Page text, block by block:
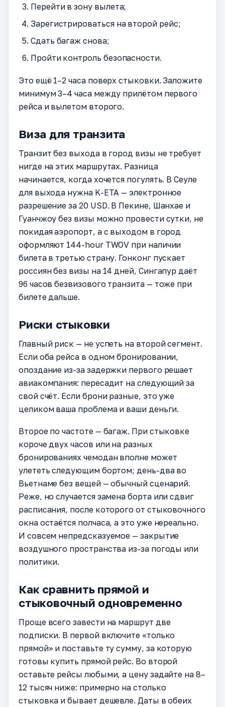
Перейти в зону вылета;
Зарегистрироваться на второй рейс;
Сдать багаж снова;
Пройти контроль безопасности.
Это ещё 1–2 часа поверх стыковки. Заложите
минимум 3–4 часа между прилётом первого
рейса и вылетом второго.
Виза для транзита
Транзит без выхода в город визы не требует
нигде на этих маршрутах. Разница
начинается, когда хочется погулять. В Сеуле
для выхода нужна K-ETA — электронное
разрешение за 20 USD. В Пекине, Шанхае и
Гуанчжоу без визы можно провести сутки, не
покидая аэропорт, а с выходом в город
оформляют 144-hour TWOV при наличии
билета в третью страну. Гонконг пускает
россиян без визы на 14 дней, Сингапур даёт
96 часов безвизового транзита — тоже при
билете дальше.
Риски стыковки
Главный риск — не успеть на второй сегмент.
Если оба рейса в одном бронировании,
опоздание из-за задержки первого решает
авиакомпания: пересадит на следующий за
свой счёт. Если брони разные, это уже
целиком ваша проблема и ваши деньги.
Второе по частоте — багаж. При стыковке
короче двух часов или на разных
бронированиях чемодан вполне может
улететь следующим бортом; день-два во
Вьетнаме без вещей — обычный сценарий.
Реже, но случается замена борта или сдвиг
расписания, после которого от стыковочного
окна остаётся полчаса, а это уже нереально.
И совсем непредсказуемое — закрытие
воздушного пространства из-за погоды или
политики.
Как сравнить прямой и
стыковочный одновременно
Проще всего завести на маршрут две
подписки. В первой включите «только
прямой» и поставьте ту сумму, за которую
готовы купить прямой рейс. Во второй
оставьте рейсы любыми, а цену задайте на 8–
12 тысяч ниже: примерно на столько
стыковка и бывает дешевле. Даты в обеих